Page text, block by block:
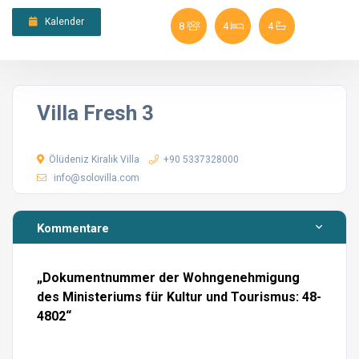
8 4 4
Kalender
Villa Fresh 3
Ölüdeniz Kiralık Villa
+90 5337328000
info@solovilla.com
Kommentare
„Dokumentnummer der Wohngenehmigung
des Ministeriums für Kultur und Tourismus: 48-
4802“